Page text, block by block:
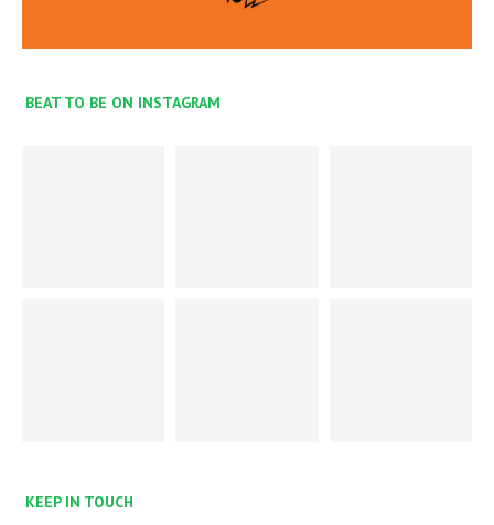
BEAT TO BE ON INSTAGRAM
KEEP IN TOUCH